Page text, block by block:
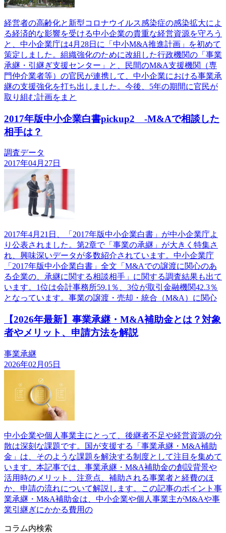
経営者の高齢化と新型コロナウイルス感染症の感染拡大によ
る経済的な影響を受ける中小企業の貴重な経営資源を守ろう
と、中小企業庁は4月28日に「中小M&A推進計画」を初めて
策定しました。組織強化のために改組した行政機関の「事業
承継・引継ぎ支援センター」と、民間のM&A支援機関（専
門仲介業者等）の官民が連携して、中小企業における事業承
継の支援強化を打ち出しました。今後、5年の期間に官民が
取り組む計画をまと
2017年版中小企業白書pickup2 -M&Aで相談した
相手は？
調査データ
2017年04月27日
2017年4月21日、「2017年版中小企業白書」が中小企業庁よ
り公表されました。第2章で「事業の承継」が大きく特集さ
れ、興味深いデータが多数紹介されています。中小企業庁
「2017年版中小企業白書」全文「M&Aでの譲渡に関心のあ
る企業の、承継に関する相談相手」に関する調査結果も出て
います。1位は会計事務所59.1％、3位が取引金融機関42.3％
となっています。事業の譲渡・売却・統合（M&A）に関心
【2026年最新】事業承継・M&A補助金とは？対象
者やメリット、申請方法を解説
事業承継
2026年02月05日
中小企業や個人事業主にとって、後継者不足や経営資源の分
散は深刻な課題です。国が支援する「事業承継・M&A補助
金」は、そのような課題を解決する制度として注目を集めて
います。本記事では、事業承継・M&A補助金の創設背景や
活用時のメリット、注意点、補助される事業者と経費のほ
か、申請の流れについて解説します。この記事のポイント事
業承継・M&A補助金は、中小企業や個人事業主がM&Aや事
業引継ぎにかかる費用の
コラム内検索